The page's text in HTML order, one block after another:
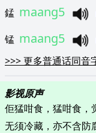
錳 maang5
锰 maang5
>>>更多普通话同音
影视原声
佢猛咁食，猛咁食
无须冷藏，亦不含防